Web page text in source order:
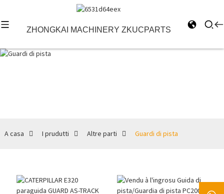
ZHONGKAI MACHINERY ZKUCPARTS
A casa I prudutti Altre parti Guardi di pista